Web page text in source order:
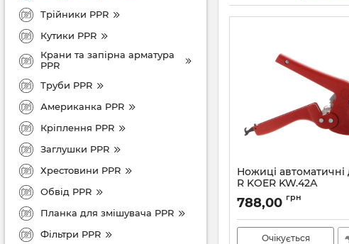
Трійники PPR
Кутики PPR
Крани та запірна арматура
PPR
Труби PPR
Американка PPR
Кріплення PPR
Заглушки PPR
Хрестовини PPR
Обвід PPR
Планка для змішувача PPR
Фільтри PPR
Ножиці автоматичні
R KOER KW.42А
Артикул: KA0009
788,00 грн
Очікується